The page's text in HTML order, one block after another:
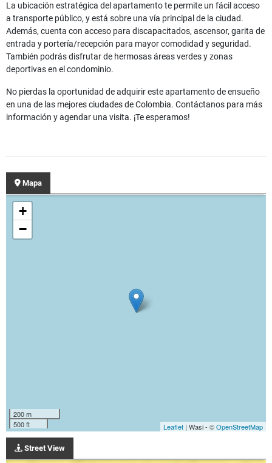
La ubicación estratégica del apartamento te permite un fácil acceso
a transporte público, y está sobre una vía principal de la ciudad.
Además, cuenta con acceso para discapacitados, ascensor, garita de
entrada y portería/recepción para mayor comodidad y seguridad.
También podrás disfrutar de hermosas áreas verdes y zonas
deportivas en el condominio.
No pierdas la oportunidad de adquirir este apartamento de ensueño
en una de las mejores ciudades de Colombia. Contáctanos para más
información y agendar una visita. ¡Te esperamos!
Mapa
+
−
200 m
500 ft
Leaflet | Wasi - ©OpenStreetMap
Street View